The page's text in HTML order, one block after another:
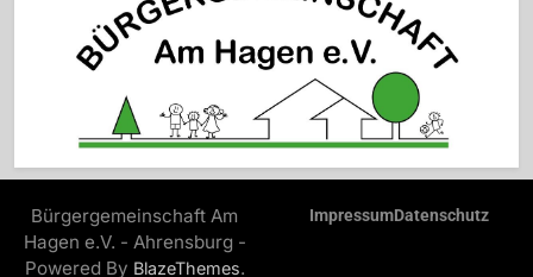
Bürgergemeinschaft Am
Hagen e.V. - Ahrensburg -
Powered By BlazeThemes.
ImpressumDatenschutz